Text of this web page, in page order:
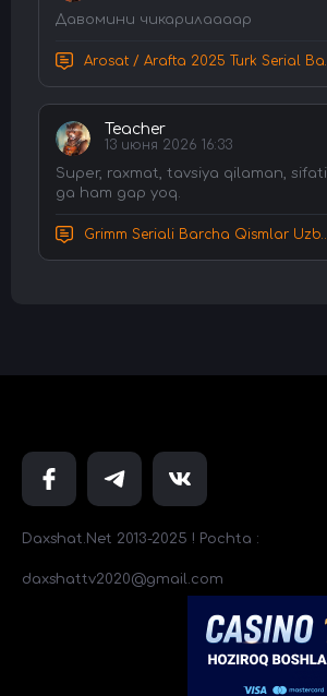
Давомини чикарилаааар
Arosat / Arafta 2025 Turk Serial Barcha Qismlar Uzbek tilida Tarjima Serial tas-ix skachat
Teacher
13 июня 2026 16:33
Super, raxmat, tavsiya qilaman, sifati
ga ham gap yoq.
Grimm Seriali Barcha Qismlar Uzbek tilida Tarjima serial HD Skachat
Daxshat.Net 2013-2025 ! Pochta :
daxshattv2020@gmail.com